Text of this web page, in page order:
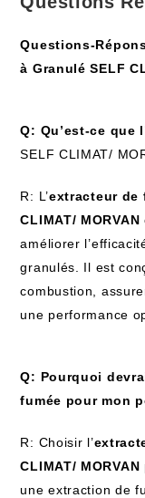
Questions-
à Granulé SELF
Q: Qu’est-ce que
SELF CLIMAT/
R: L’extracteur de
CLIMAT/ MORVAN
améliorer
granulés. Il est
combustion,
une performance
Q: Pourquoi
fumée pour mon
R: Choisir l’
CLIMAT/ MORVAN
une extraction de